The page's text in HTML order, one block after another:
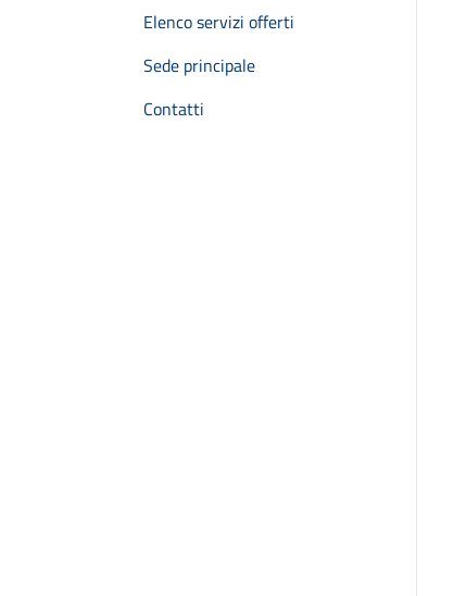
Elenco servizi offerti
Sede principale
Contatti